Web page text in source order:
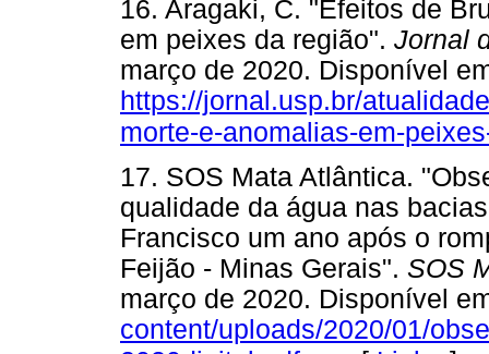
16. Aragaki, C. "Efeitos de
em peixes da região". Jornal
março de 2020. Disponível
https://jornal.usp.br/
morte-e-anomalias-em-
17. SOS Mata Atlântica.
qualidade da água nas
Francisco um ano após o
Feijão - Minas Gerais". SOS
março de 2020. Disponível
content/uploads/2020/01/